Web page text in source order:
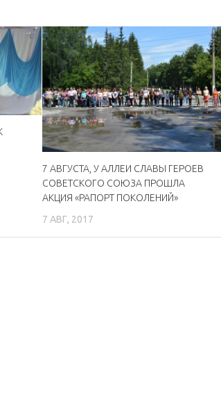
7 АВГУСТА, У АЛЛЕИ СЛАВЫ ГЕРОЕВ
СОВЕТСКОГО СОЮЗА ПРОШЛА
АКЦИЯ «РАПОРТ ПОКОЛЕНИЙ»
7 АВГ, 2017